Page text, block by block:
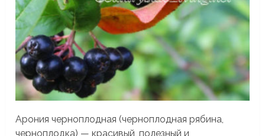
Арония черноплодная (черноплодная рябина,
черноплодка) — красивый, полезный и